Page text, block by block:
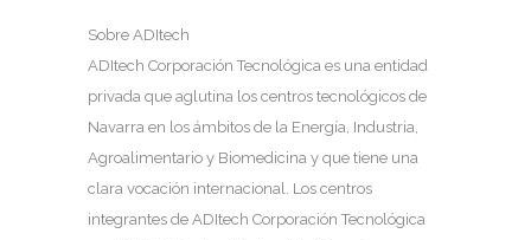
Sobre ADItech
ADItech Corporación Tecnológica es una entidad
privada que aglutina los centros tecnológicos de
Navarra en los ámbitos de la Energía, Industria,
Agroalimentario y Biomedicina y que tiene una
clara vocación internacional. Los centros
integrantes de ADItech Corporación Tecnológica